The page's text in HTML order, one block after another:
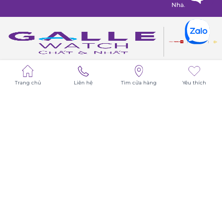
Nhánh 3
THÔNG TIN LIÊN HỆ
Trang chủ Liên hệ Tìm cửa hàng Yêu thích